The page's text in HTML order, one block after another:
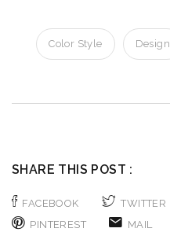
Color Style Design
SHARE THIS POST :
FACEBOOK TWITTER
PINTEREST
MAIL